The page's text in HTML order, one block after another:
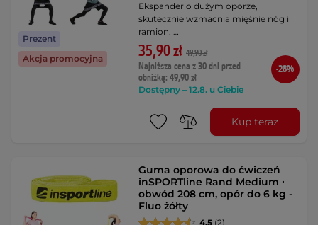
Prezent
Akcja promocyjna
Ekspander o dużym oporze,
skutecznie wzmacnia mięśnie nóg i
ramion. …
35,90 zł 49,90 zł
Najniższa cena z 30 dni przed
obniżką: 49,90 zł
Dostępny – 12.8. u Ciebie
-28%
Kup teraz
Guma oporowa do ćwiczeń
inSPORTline Rand Medium ∙
obwód 208 cm, opór do 6 kg -
Fluo żółty
4.5 (2)